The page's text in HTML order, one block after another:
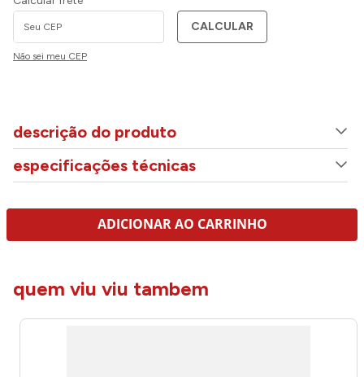
CALCULAR
Não sei meu CEP
descrição do produto
especificações técnicas
ADICIONAR AO CARRINHO
quem viu viu tambem